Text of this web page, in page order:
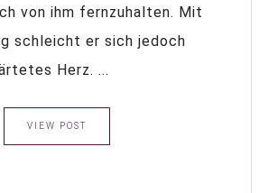
von ihm fernzuhalten. Mit
schleicht er sich jedoch
Herz. ...
VIEW POST